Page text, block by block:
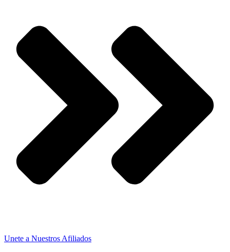
Unete a Nuestros Afiliados